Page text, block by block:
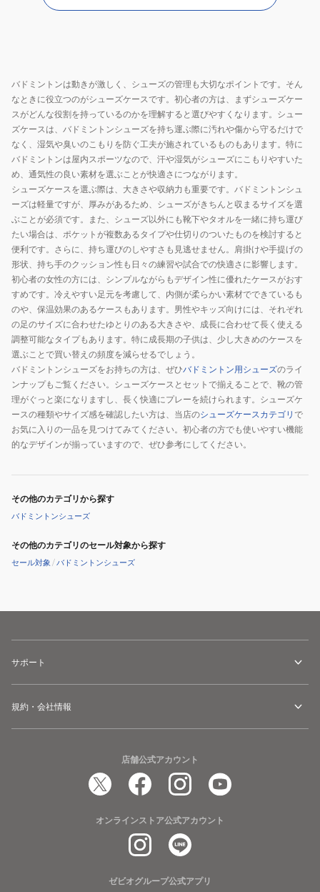
バドミントンは動きが激しく、シューズの管理も大切なポイントです。そん
なときに役立つのがシューズケースです。初心者の方は、まずシューズケー
スがどんな役割を持っているのかを理解すると選びやすくなります。シュー
ズケースは、バドミントンシューズを持ち運ぶ際に汚れや傷から守るだけで
なく、湿気や臭いのこもりを防ぐ工夫が施されているものもあります。特に
バドミントンは屋内スポーツなので、汗や湿気がシューズにこもりやすいた
め、通気性の良い素材を選ぶことが快適さにつながります。
シューズケースを選ぶ際は、大きさや収納力も重要です。バドミントンシュ
ーズは軽量ですが、厚みがあるため、シューズがきちんと収まるサイズを選
ぶことが必須です。また、シューズ以外にも靴下やタオルを一緒に持ち運び
たい場合は、ポケットが複数あるタイプや仕切りのついたものを検討すると
便利です。さらに、持ち運びのしやすさも見逃せません。肩掛けや手提げの
形状、持ち手のクッション性も日々の練習や試合での快適さに影響します。
初心者の女性の方には、シンプルながらもデザイン性に優れたケースがおす
すめです。冷えやすい足元を考慮して、内側が柔らかい素材でできているも
のや、保温効果のあるケースもあります。男性やキッズ向けには、それぞれ
の足のサイズに合わせたゆとりのある大きさや、成長に合わせて長く使える
調整可能なタイプもあります。特に成長期の子供は、少し大きめのケースを
選ぶことで買い替えの頻度を減らせるでしょう。
バドミントンシューズをお持ちの方は、ぜひバドミントン用シューズのライ
ンナップもご覧ください。シューズケースとセットで揃えることで、靴の管
理がぐっと楽になりますし、長く快適にプレーを続けられます。シューズケ
ースの種類やサイズ感を確認したい方は、当店のシューズケースカテゴリ で
お気に入りの一品を見つけてみてください。初心者の方でも使いやすい機能
的なデザインが揃っていますので、ぜひ参考にしてください。
その他のカテゴリから探す
バドミントンシューズ
その他のカテゴリのセール対象から探す
セール対象 /バドミントンシューズ
サポート
規約・会社情報
店舗公式アカウント
オンラインストア公式アカウント
ゼビオグループ公式アプリ